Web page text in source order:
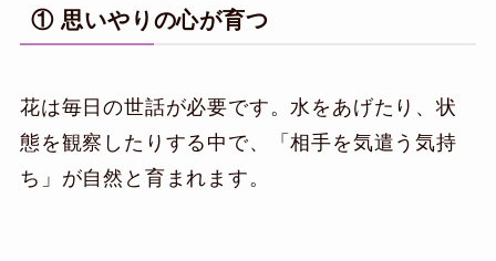
① 思いやりの心が育つ
花は毎日の世話が必要です。水をあげたり、状
態を観察したりする中で、「相手を気遣う気持
ち」が自然と育まれます。